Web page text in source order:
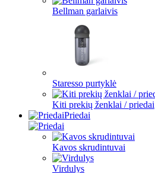
Bellman garlaivis
Staresso purtyklė
Kiti prekių ženklai / priedai
Priedai
Kavos skrudintuvai
Virdulys